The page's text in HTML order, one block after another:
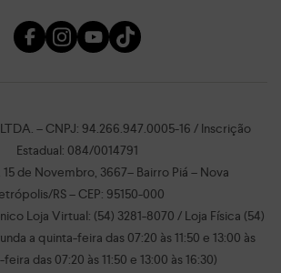
– CNPJ: 94.266.947.0005-16 / Inscrição
Estadual: 084/0014791
de Novembro, 3667– Bairro Piá – Nova
RS – CEP: 95150-000
Loja Virtual: (54) 3281-8070 / Loja Física (54)
a quinta-feira das 07:20 às 11:50 e 13:00 às
das 07:20 às 11:50 e 13:00 às 16:30)